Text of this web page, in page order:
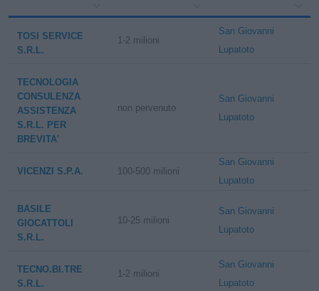
TOSI SERVICE
S.R.L.
1-2 milioni
San Giovanni
Lupatoto
TECNOLOGIA
CONSULENZA
ASSISTENZA
S.R.L. PER
BREVITA'
non pervenuto
San Giovanni
Lupatoto
VICENZI S.P.A. 100-500 milioni
San Giovanni
Lupatoto
BASILE
GIOCATTOLI
S.R.L.
10-25 milioni
San Giovanni
Lupatoto
TECNO.BI.TRE
S.R.L.
1-2 milioni
San Giovanni
Lupatoto